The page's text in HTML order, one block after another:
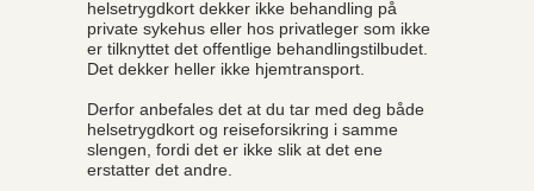
helsetrygdkort dekker ikke behandling på
private sykehus eller hos privatleger som ikke
er tilknyttet det offentlige behandlingstilbudet.
Det dekker heller ikke hjemtransport.
Derfor anbefales det at du tar med deg både
helsetrygdkort og reiseforsikring i samme
slengen, fordi det er ikke slik at det ene
erstatter det andre.